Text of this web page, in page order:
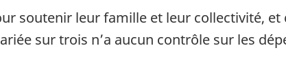
soutenir leur famille et leur collectivité, et
sur trois n’a aucun contrôle sur les